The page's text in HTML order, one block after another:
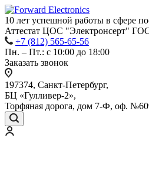
10 лет успешной работы в сфере
Аттестат ЦОС "Электронсерт"
+7 (812) 565-65-56
Пн. – Пт.: с 10:00 до 18:00
Заказать звонок
197374, Санкт-Петербург,
БЦ «Гулливер-2»,
Торфяная дорога, дом 7-Ф, оф.